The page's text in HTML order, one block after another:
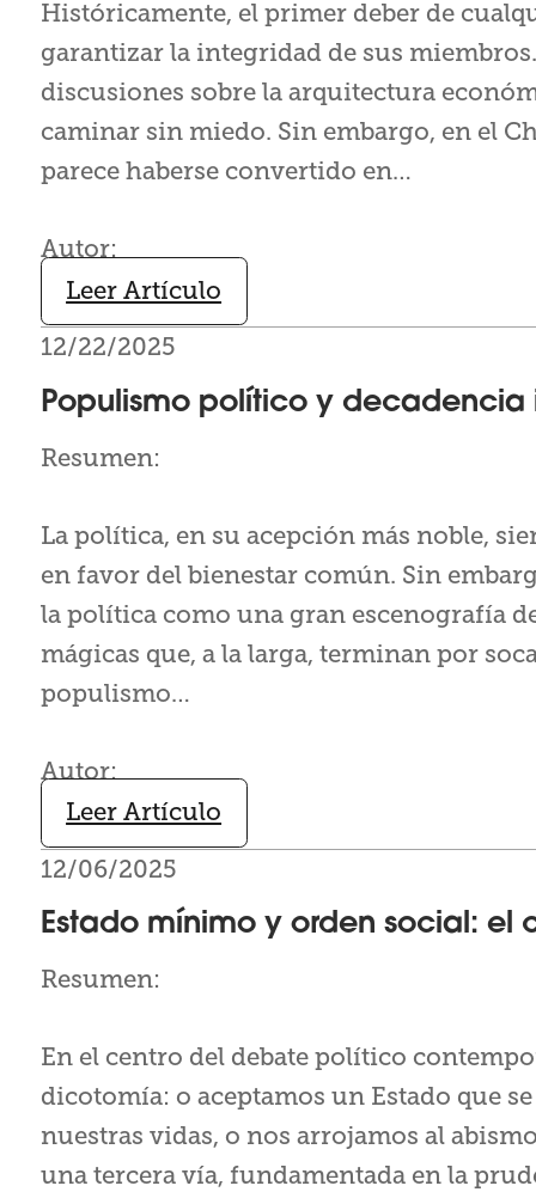
Históricamente, el primer deber de
garantizar la integridad de sus
discusiones sobre la arquitectura
caminar sin miedo. Sin embargo, en el
parece haberse convertido en…
Autor:
Leer Artículo
12/22/2025
Populismo político y decadencia
Resumen:
La política, en su acepción más noble,
en favor del bienestar común. Sin
la política como una gran escenografía
mágicas que, a la larga, terminan por
populismo…
Autor:
Leer Artículo
12/06/2025
Estado mínimo y orden social: el
Resumen:
En el centro del debate político
dicotomía: o aceptamos un Estado que
nuestras vidas, o nos arrojamos al
una tercera vía, fundamentada en la